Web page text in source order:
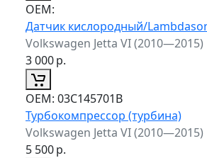
ОЕМ:
Датчик кислородный/
Volkswagen Jetta VI (2010—2015)
3 000р.
ОЕМ: 03C145701B
Турбокомпрессор (турбина)
Volkswagen Jetta VI (2010—2015)
5 500р.